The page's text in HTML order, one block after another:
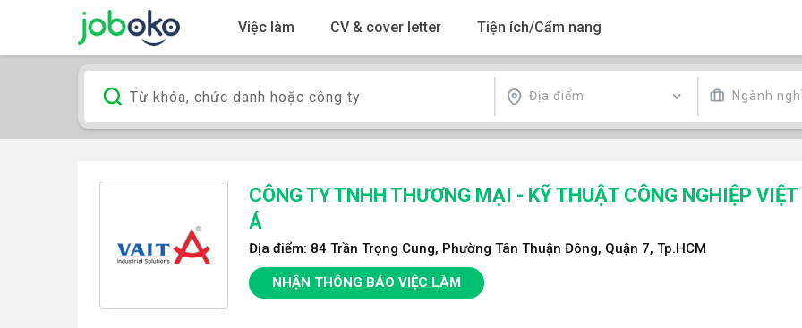
Việc làm CV & cover letter Tiện ích/Cẩm nang
Địa điểm Ngành
CÔNG TY TNHH THƯƠNG MẠI - KỸ THUẬT CÔNG NGHIỆP VIỆT
Á
Địa điểm: 84 Trần Trọng Cung, Phường Tân Thuận Đông, Quận 7, Tp.HCM
NHẬN THÔNG BÁO VIỆC LÀM